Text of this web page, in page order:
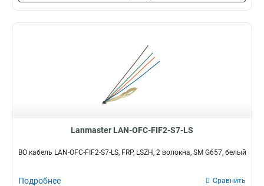
Lanmaster LAN-OFC-FIF2-S7-LS
ВО кабель LAN-OFC-FIF2-S7-LS, FRP, LSZH, 2 волокна, SM G657, белый
Подробнее Сравнить